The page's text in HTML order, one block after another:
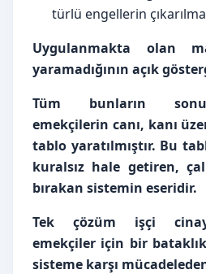
türlü engellerin
Uygulanmakta olan
yaramadığının açık
Tüm bunların
emekçilerin canı, kanı
tablo yaratılmıştır. Bu
kuralsız hale getiren,
bırakan sistemin eseridir.
Tek çözüm işçi
emekçiler için bir
sisteme karşı